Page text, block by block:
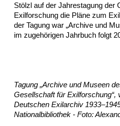
Stölzl auf der Jahrestagung der
Exilforschung die Pläne zum
der Tagung war „Archive und
im zugehörigen Jahrbuch folgt
Tagung „Archive und Museen
Gesellschaft für Exilforschung“,
Deutschen Exilarchiv
Nationalbibliothek - Foto: